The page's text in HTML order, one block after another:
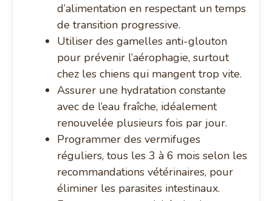
d’alimentation en respectant un temps
de transition progressive.
Utiliser des gamelles anti-glouton
pour prévenir l’aérophagie, surtout
chez les chiens qui mangent trop vite.
Assurer une hydratation constante
avec de l’eau fraîche, idéalement
renouvelée plusieurs fois par jour.
Programmer des vermifuges
réguliers, tous les 3 à 6 mois selon les
recommandations vétérinaires, pour
éliminer les parasites intestinaux.